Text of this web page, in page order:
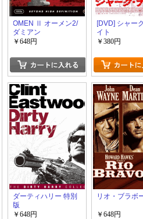
OMEN Ⅱ オーメン2/
ダミアン
￥648円
[DVD] シャー
イト
￥380円
ダーティハリー 特別
版
￥648円
リオ・ブラボ
￥648円